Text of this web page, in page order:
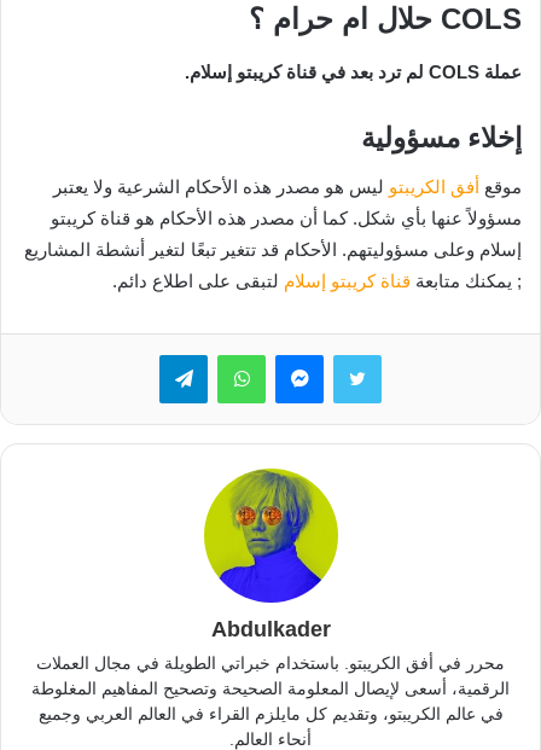
COLS حلال ام حرام ؟
عملة COLS لم ترد بعد في قناة كريبتو إسلام.
إخلاء مسؤولية
موقع أفق الكريبتو ليس هو مصدر هذه الأحكام الشرعية ولا يعتبر
مسؤولاً عنها بأي شكل. كما أن مصدر هذه الأحكام هو قناة كريبتو
إسلام وعلى مسؤوليتهم. الأحكام قد تتغير تبعًا لتغير أنشطة المشاريع
; يمكنك متابعة قناة كريبتو إسلام لتبقى على اطلاع دائم.
تويتر ماسنجرواتساب تيلقرام
Abdulkader
محرر في أفق الكريبتو. باستخدام خبراتي الطويلة في مجال العملات
الرقمية، أسعى لإيصال المعلومة الصحيحة وتصحيح المفاهيم المغلوطة
في عالم الكريبتو، وتقديم كل مايلزم القراء في العالم العربي وجميع
أنحاء العالم.